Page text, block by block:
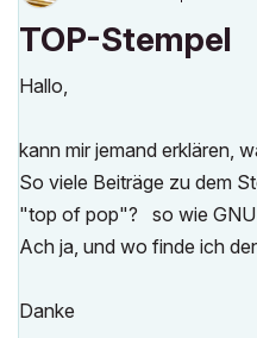
TOP-Stempel
Hallo,
kann mir jemand erklären,
So viele Beiträge zu dem
"top of pop"? so wie GNU
Ach ja, und wo finde ich
Danke